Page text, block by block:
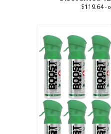
$119.64 -o
tiene
múltiples
variantes.
Las
opciones
pueden
elegir
en